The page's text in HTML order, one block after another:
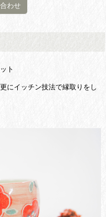
わせ
ト
にイッチン技法で縁取りをし